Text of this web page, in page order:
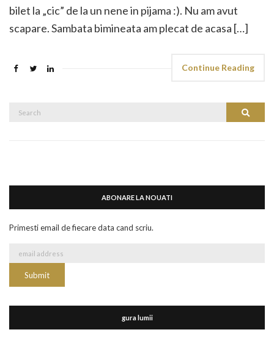
bilet la „cic” de la un nene in pijama :). Nu am avut
scapare. Sambata bimineata am plecat de acasa […]
Continue Reading
Search
ABONARE LA NOUATI
Primesti email de fiecare data cand scriu.
gura lumii